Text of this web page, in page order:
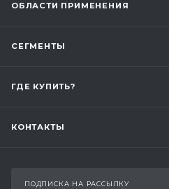
ОБЛАСТИ ПРИМЕНЕНИЯ
СЕГМЕНТЫ
ГДЕ КУПИТЬ?
КОНТАКТЫ
ПОДПИСКА НА РАССЫЛКУ